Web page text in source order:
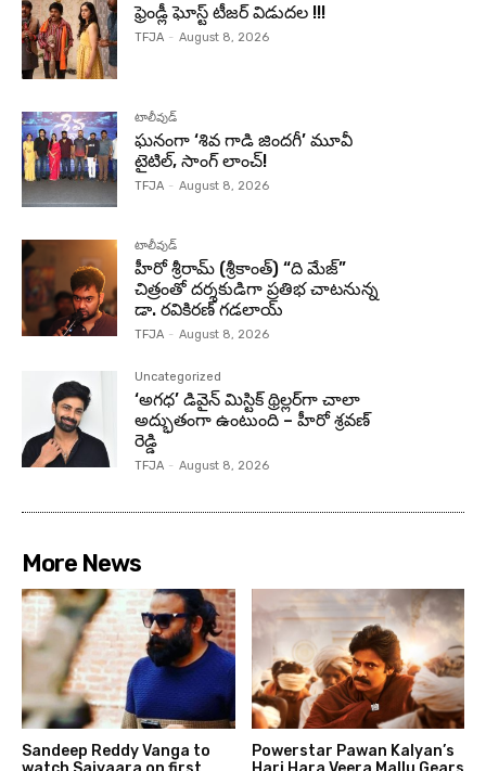
ఫ్రెండ్లీ ఘోస్ట్ టీజర్ విడుదల !!!
TFJA - August 8, 2026
టాలీవుడ్
ఘనంగా ‘శివ గాడి జింద‌గీ’ మూవీ
టైటిల్, సాంగ్ లాంచ్!
TFJA - August 8, 2026
టాలీవుడ్
హీరో శ్రీరామ్ (శ్రీకాంత్) “ది మేజ్”
చిత్రంతో దర్శకుడిగా ప్రతిభ చాటనున్న
డా. రవికిరణ్ గడలాయ్
TFJA - August 8, 2026
Uncategorized
‘అగధ’ డివైన్ మిస్టిక్ థ్రిల్లర్‌గా చాలా
అద్భుతంగా ఉంటుంది – హీరో శ్రవణ్
రెడ్డి
TFJA - August 8, 2026
More News
Sandeep Reddy Vanga to
Powerstar Pawan Kalyan’s